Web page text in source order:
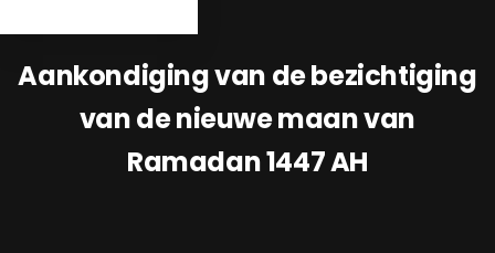
Aankondiging van de bezichtiging
van de nieuwe maan van
Ramadan 1447 AH